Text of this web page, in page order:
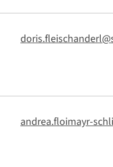
andrea.floimayr-